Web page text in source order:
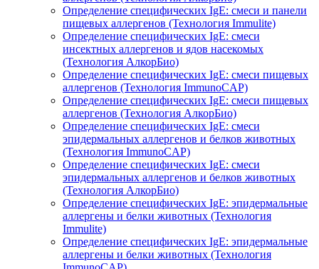
Определение специфических IgE: смеси и панели
пищевых аллергенов (Технология Immulite)
Определение специфических IgE: смеси
инсектных аллергенов и ядов насекомых
(Технология АлкорБио)
Определение специфических IgE: смеси пищевых
аллергенов (Технология ImmunoCAP)
Определение специфических IgE: смеси пищевых
аллергенов (Технология АлкорБио)
Определение специфических IgE: смеси
эпидермальных аллергенов и белков животных
(Технология ImmunoCAP)
Определение специфических IgE: смеси
эпидермальных аллергенов и белков животных
(Технология АлкорБио)
Определение специфических IgE: эпидермальные
аллергены и белки животных (Технология
Immulite)
Определение специфических IgE: эпидермальные
аллергены и белки животных (Технология